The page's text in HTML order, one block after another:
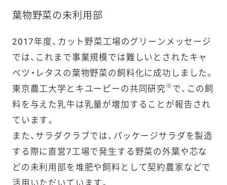
3月
ブ加熱用カ
めるキャベ
ツ
現（加工日＋
7日間）
2022年
2月
キユーピー
３分クッキ
ング
よう！スープ
の素シリー
ズ
「年月表示」
に変更
賞味期間を1
3カ月に延長
葉物野菜の未利用部
2017年度、カット野菜工場のグリーンメッセージ
では、これまで事業規模では難しいとされたキャ
ベツ・レタスの葉物野菜の飼料化に成功しました。
東京農工大学とキユーピーの共同研究 ※ で、この飼
料を与えた乳牛は乳量が増加することが報告され
ています。
また、サラダクラブでは、パッケージサラダを製造
する際に直営7工場で発生する野菜の外葉や芯な
どの未利用部を堆肥や飼料として契約農家などで